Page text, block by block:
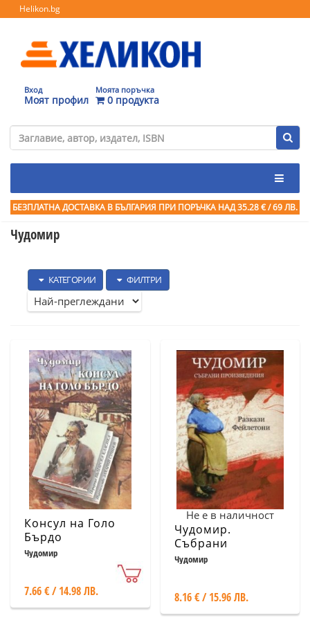
Helikon.bg
Вход
Моят профил
Моята поръчка
0 продукта
БЕЗПЛАТНА ДОСТАВКА В БЪЛГАРИЯ ПРИ ПОРЪЧКА НАД 35.28 € / 69 ЛВ.
Чудомир
КАТЕГОРИИ ФИЛТРИ
Консул на Голо
Бърдо
Чудомир
7.66 € / 14.98 ЛВ.
Не е в наличност
Чудомир.
Събрани
произведения Т.2:
Чудомир
8.16 € / 15.96 ЛВ.